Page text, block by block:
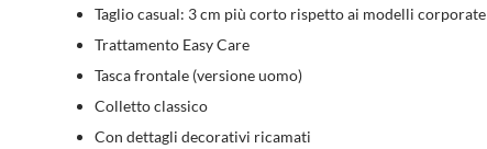
Taglio casual: 3 cm più corto rispetto ai modelli corporate
Trattamento Easy Care
Tasca frontale (versione uomo)
Colletto classico
Con dettagli decorativi ricamati